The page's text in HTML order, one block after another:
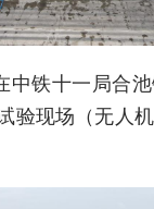
中铁十一局合
验现场（无人